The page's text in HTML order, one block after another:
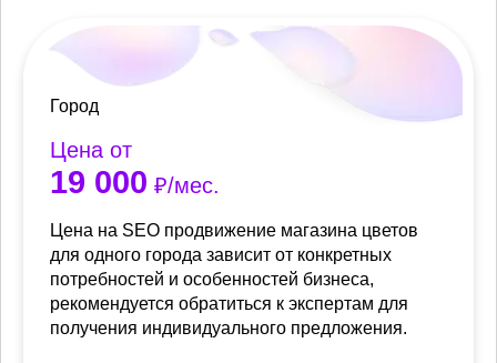
Город
Цена от
19 000 ₽/мес.
Цена на SEO продвижение магазина цветов
для одного города зависит от конкретных
потребностей и особенностей бизнеса,
рекомендуется обратиться к экспертам для
получения индивидуального предложения.